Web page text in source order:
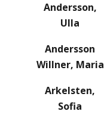
Andersson,
Ulla
Andersson
Willner, Maria
Arkelsten,
Sofia